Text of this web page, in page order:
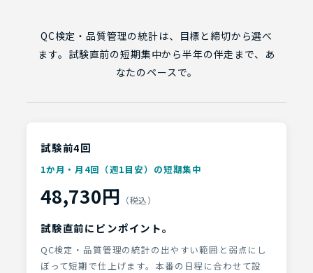
QC検定・品質管理の統計は、目標と締切から選べ
ます。試験直前の短期集中から半年の伴走まで、あ
なたのペースで。
試験前4回
1か月・月4回（週1目安）の短期集中
48,730円 （税込）
試験直前にピンポイント。
QC検定・品質管理の統計の出やすい範囲と弱点にし
ぼって短期で仕上げます。本番の日程に合わせて設